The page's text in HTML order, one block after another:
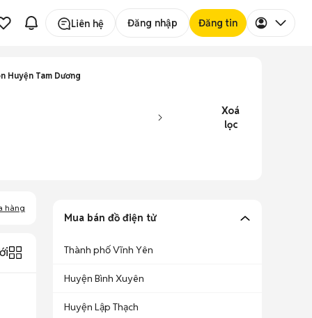
Liên hệ Đăng nhập Đăng tin
Huyện Tam Dương
Xoá
lọc
hàng
Mua bán đồ điện tử
Thành phố Vĩnh Yên
Huyện Bình Xuyên
Huyện Lập Thạch